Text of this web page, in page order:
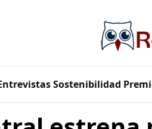
Sostenibilidad